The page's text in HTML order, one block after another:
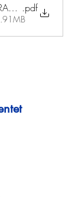
.pdf